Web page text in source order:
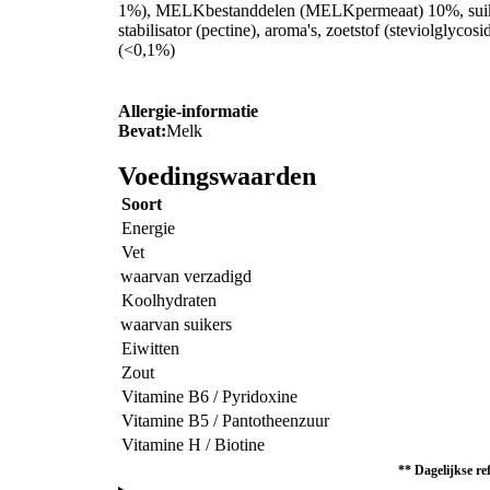
1%), MELKbestanddelen (MELKpermeaat) 10%,
stabilisator (pectine), aroma's, zoetstof
(<0,1%)
Allergie-informatie
Bevat:Melk
Voedingswaarden
Soort
Energie
Vet
waarvan verzadigd
Koolhydraten
waarvan suikers
Eiwitten
Zout
Vitamine B6 / Pyridoxine
Vitamine B5 / Pantotheenzuur
Vitamine H / Biotine
** Dagelijkse